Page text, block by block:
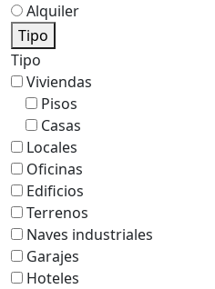
Alquiler
Tipo
Tipo
Viviendas
Pisos
Casas
Locales
Oficinas
Edificios
Terrenos
Naves industriales
Garajes
Hoteles